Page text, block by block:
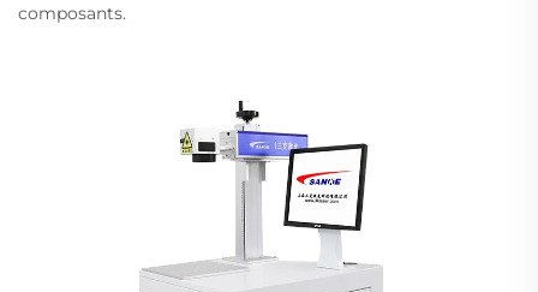
composants.